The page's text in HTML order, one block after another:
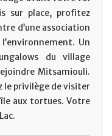
sur place, profitez
d’une association
Un
du village
Mitsamiouli.
le privilège de visiter
aux tortues. Votre